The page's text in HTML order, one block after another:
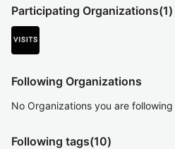
Participating Organizations(1)
Following Organizations
No Organizations you are following
Following tags(10)